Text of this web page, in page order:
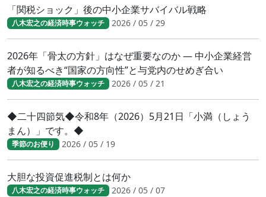
「関税ショック」後の中小企業サバイバル戦略
八木宏之の経済時事ウォッチ 2026 / 05 / 29
2026年「骨太の方針」はなぜ重要なのか ― 中小企業経営
者が知るべき“国家の方向性”と与党内のせめぎ合い
八木宏之の経済時事ウォッチ 2026 / 05 / 21
◆二十四節気◆令和8年（2026）5月21日「小満（しょう
まん）」です。◆
季節のお便り 2026 / 05 / 19
大胆な投資促進税制とは何か
八木宏之の経済時事ウォッチ 2026 / 05 / 07